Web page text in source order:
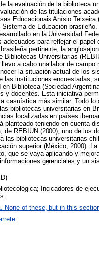
la evaluación de la biblioteca
de las titulaciones
Educacionais Anísio
de Educación
en la Universidad
para reflejar el
pertinente, la
Bibliotecas Universitarias
a cabo una labor de
la situación actual de los
las instituciones encuestadas,
Biblioteca (Sociedad
y docentes. Esta iniciativa
casuística más similar. Todo
bibliotecas universitarias en
localizadas en países
planteado teniendo en cuenta
de REBIUN (2000), uno de los
las bibliotecas universitarias
superior (México, 2000).
que se vaya aplicando y
gerenciales y un
Indicadores de
None of these, but in this